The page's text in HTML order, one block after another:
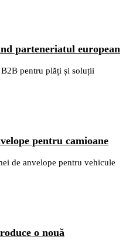
parteneriatul european
pentru plăți și soluții
pentru camioane
de anvelope pentru vehicule
o nouă